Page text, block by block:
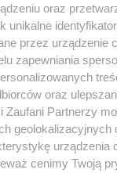
prywatności regulamin
Kontakt
Wydawca
Redakcja
oraz
unikalne
przez urządzenie
zapewniania
oraz
Zaufani Partnerzy
geolokalizacyjnych
urządzenia
cenimy Twoją